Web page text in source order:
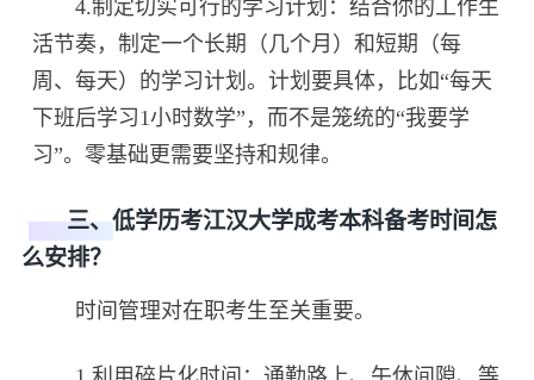
4.制定切实可行的学习计划：结合你的工作生
活节奏，制定一个长期（几个月）和短期（每
周、每天）的学习计划。计划要具体，比如“每天
下班后学习1小时数学”，而不是笼统的“我要学
习”。零基础更需要坚持和规律。
三、低学历考江汉大学成考本科备考时间怎
么安排？
时间管理对在职考生至关重要。